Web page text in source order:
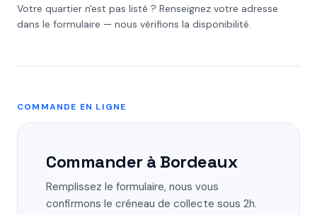
Votre quartier n'est pas listé ? Renseignez votre adresse
dans le formulaire — nous vérifions la disponibilité.
COMMANDE EN LIGNE
Commander à Bordeaux
Remplissez le formulaire, nous vous
confirmons le créneau de collecte sous 2h.